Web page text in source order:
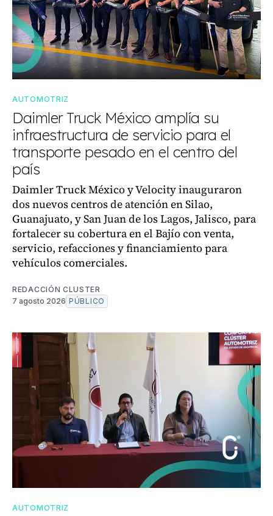
AUTOMOTRIZ
Daimler Truck México amplía su
infraestructura de servicio para el
transporte pesado en el centro del
país
Daimler Truck México y Velocity inauguraron
dos nuevos centros de atención en Silao,
Guanajuato, y San Juan de los Lagos, Jalisco, para
fortalecer su cobertura en el Bajío con venta,
servicio, refacciones y financiamiento para
vehículos comerciales.
REDACCIÓN CLUSTER
7 agosto 2026 PÚBLICO
AUTOMOTRIZ